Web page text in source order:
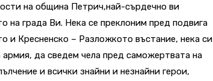
на община Петрич,най-сърдечно ви
на града Ви. Нека се преклоним пред подвига
и Кресненско – Разложкото въстание, нека си
да сведем чела пред саможертвата на
и всички знайни и незнайни герои,